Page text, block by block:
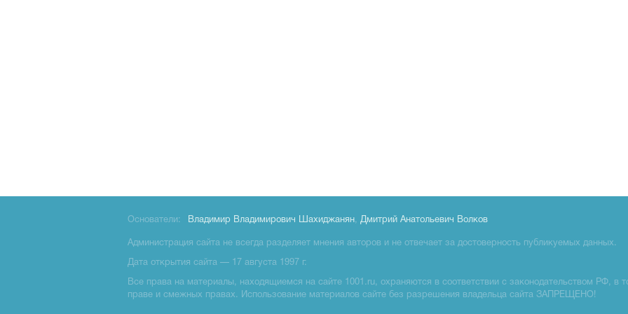
Основатели: Владимир Владимирович Шахиджанян, Дмитрий Анатольевич Волков
Администрация сайта не всегда разделяет мнения авторов и не отвечает за достоверность публикуемых данных.
Дата открытия сайта — 17 августа 1997 г.
Все права на материалы, находящиемся на сайте 1001.ru, охраняются в соответствии с законодательством РФ, в
праве и смежных правах. Использование материалов сайте без разрешения владельца сайта ЗАПРЕЩЕНО!